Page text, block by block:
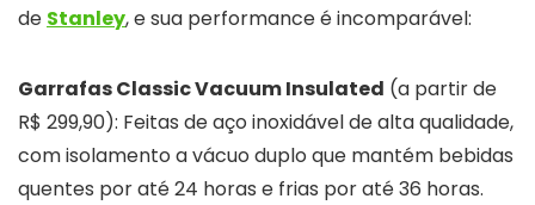
de Stanley, e sua performance é incomparável:
Garrafas Classic Vacuum Insulated (a partir de
R$ 299,90): Feitas de aço inoxidável de alta qualidade,
com isolamento a vácuo duplo que mantém bebidas
quentes por até 24 horas e frias por até 36 horas.